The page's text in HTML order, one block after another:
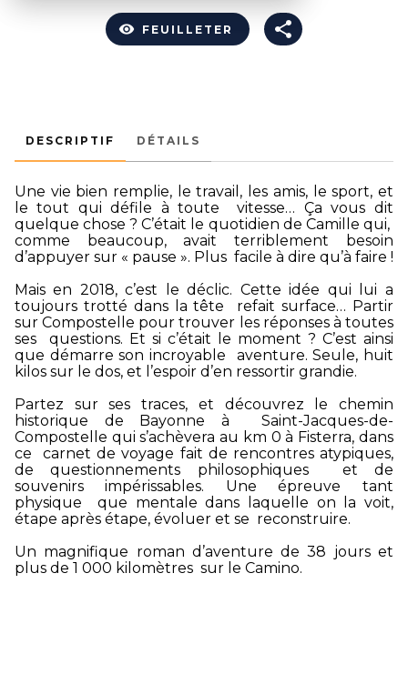
visibility FEUILLETER
DESCRIPTIF DÉTAILS
Une vie bien remplie, le travail, les amis, le sport, et
le tout qui défile à toute vitesse… Ça vous dit
quelque chose ? C’était le quotidien de Camille qui,
comme beaucoup, avait terriblement besoin
d’appuyer sur « pause ». Plus facile à dire qu’à faire !
Mais en 2018, c’est le déclic. Cette idée qui lui a
toujours trotté dans la tête refait surface… Partir
sur Compostelle pour trouver les réponses à toutes
ses questions. Et si c’était le moment ? C’est ainsi
que démarre son incroyable aventure. Seule, huit
kilos sur le dos, et l’espoir d’en ressortir grandie.
Partez sur ses traces, et découvrez le chemin
historique de Bayonne à Saint-Jacques-de-
Compostelle qui s’achèvera au km 0 à Fisterra, dans
ce carnet de voyage fait de rencontres atypiques,
de questionnements philosophiques et de
souvenirs impérissables. Une épreuve tant
physique que mentale dans laquelle on la voit,
étape après étape, évoluer et se reconstruire.
Un magnifique roman d’aventure de 38 jours et
plus de 1 000 kilomètres sur le Camino.